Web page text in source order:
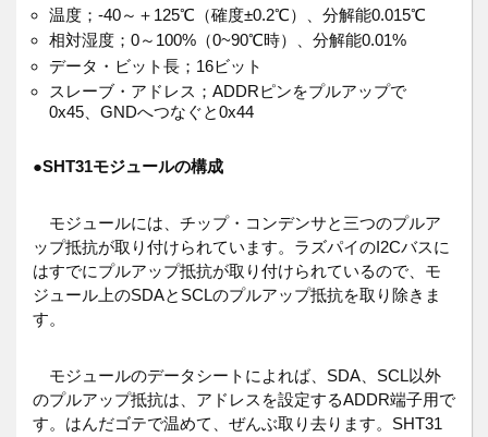
温度；-40～＋125℃（確度±0.2℃）、分解能0.015℃
相対湿度；0～100%（0~90℃時）、分解能0.01%
データ・ビット長；16ビット
スレーブ・アドレス；ADDRピンをプルアップで
0x45、GNDへつなぐと0x44
●SHT31モジュールの構成
モジュールには、チップ・コンデンサと三つのプルア
ップ抵抗が取り付けられています。ラズパイのI2Cバスに
はすでにプルアップ抵抗が取り付けられているので、モ
ジュール上のSDAとSCLのプルアップ抵抗を取り除きま
す。
モジュールのデータシートによれば、SDA、SCL以外
のプルアップ抵抗は、アドレスを設定するADDR端子用で
す。はんだゴテで温めて、ぜんぶ取り去ります。SHT31